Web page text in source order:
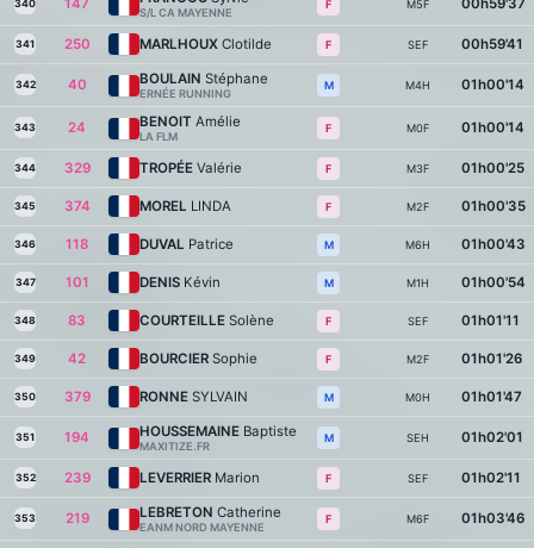
340 147
S/L CA MAYENNE
F M5F 00h59'37
341 250 MARLHOUX Clotilde F SEF 00h59'41
342 40 BOULAIN Stéphane
ERNÉE RUNNING
M M4H 01h00'14
343 24 BENOIT Amélie
LA FLM
F M0F 01h00'14
344 329 TROPÉE Valérie F M3F 01h00'25
345 374 MOREL LINDA F M2F 01h00'35
346 118 DUVAL Patrice M M6H 01h00'43
347 101 DENIS Kévin M M1H 01h00'54
348 83 COURTEILLE Solène F SEF 01h01'11
349 42 BOURCIER Sophie F M2F 01h01'26
350 379 RONNE SYLVAIN M M0H 01h01'47
351 194 HOUSSEMAINE Baptiste
MAXITIZE.FR
M SEH 01h02'01
352 239 LEVERRIER Marion F SEF 01h02'11
353 219 LEBRETON Catherine
EANM NORD MAYENNE
F M6F 01h03'46